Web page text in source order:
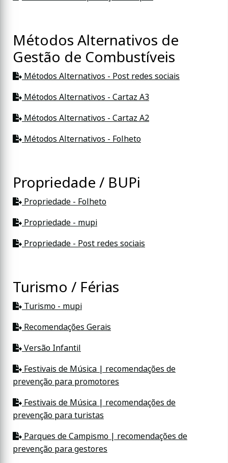
Métodos Alternativos de
Gestão de Combustíveis
Métodos Alternativos - Post redes sociais
Métodos Alternativos - Cartaz A3
Métodos Alternativos - Cartaz A2
Métodos Alternativos - Folheto
Propriedade / BUPi
Propriedade - Folheto
Propriedade - mupi
Propriedade - Post redes sociais
Turismo / Férias
Turismo - mupi
Recomendações Gerais
Versão Infantil
Festivais de Música | recomendações de
prevenção para promotores
Festivais de Música | recomendações de
prevenção para turistas
Parques de Campismo | recomendações de
prevenção para gestores